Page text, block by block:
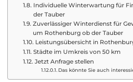
Individuelle Winterwartung für
der Tauber
Zuverlässiger Winterdienst für
um Rothenburg ob der Tauber
Leistungsübersicht in
Städte im Umkreis von 50 km
Jetzt Anfrage stellen
Das könnte Sie auch